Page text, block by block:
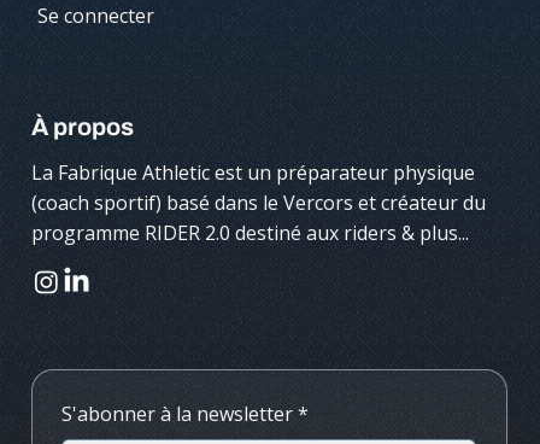
S'abonner à la newsletter*
Se connecter
À propos
La Fabrique Athletic est un préparateur physique
(coach sportif) basé dans le Vercors et créateur du
programme RIDER 2.0 destiné aux riders & plus...